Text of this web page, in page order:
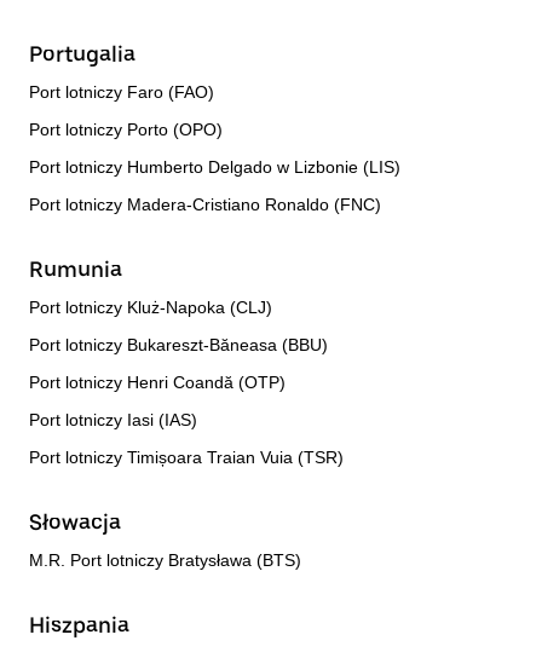
Portugalia
Port lotniczy Faro (FAO)
Port lotniczy Porto (OPO)
Port lotniczy Humberto Delgado w Lizbonie (LIS)
Port lotniczy Madera-Cristiano Ronaldo (FNC)
Rumunia
Port lotniczy Kluż-Napoka (CLJ)
Port lotniczy Bukareszt-Băneasa (BBU)
Port lotniczy Henri Coandă (OTP)
Port lotniczy Iasi (IAS)
Port lotniczy Timișoara Traian Vuia (TSR)
Słowacja
M.R. Port lotniczy Bratysława (BTS)
Hiszpania